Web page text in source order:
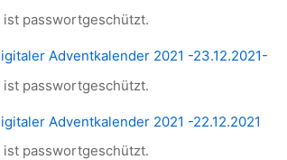
ist passwortgeschützt.
Adventkalender 2021 -23.12.2021-
ist passwortgeschützt.
Adventkalender 2021 -22.12.2021
ist passwortgeschützt.